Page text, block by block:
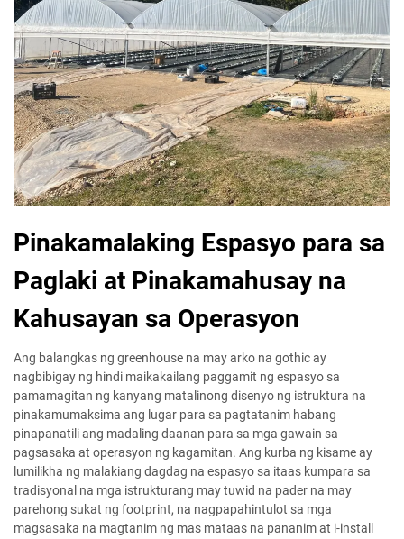
Pinakamalaking Espasyo para sa
Paglaki at Pinakamahusay na
Kahusayan sa Operasyon
Ang balangkas ng greenhouse na may arko na gothic ay
nagbibigay ng hindi maikakailang paggamit ng espasyo sa
pamamagitan ng kanyang matalinong disenyo ng istruktura na
pinakamumaksima ang lugar para sa pagtatanim habang
pinapanatili ang madaling daanan para sa mga gawain sa
pagsasaka at operasyon ng kagamitan. Ang kurba ng kisame ay
lumilikha ng malakiang dagdag na espasyo sa itaas kumpara sa
tradisyonal na mga istrukturang may tuwid na pader na may
parehong sukat ng footprint, na nagpapahintulot sa mga
magsasaka na magtanim ng mas mataas na pananim at i-install